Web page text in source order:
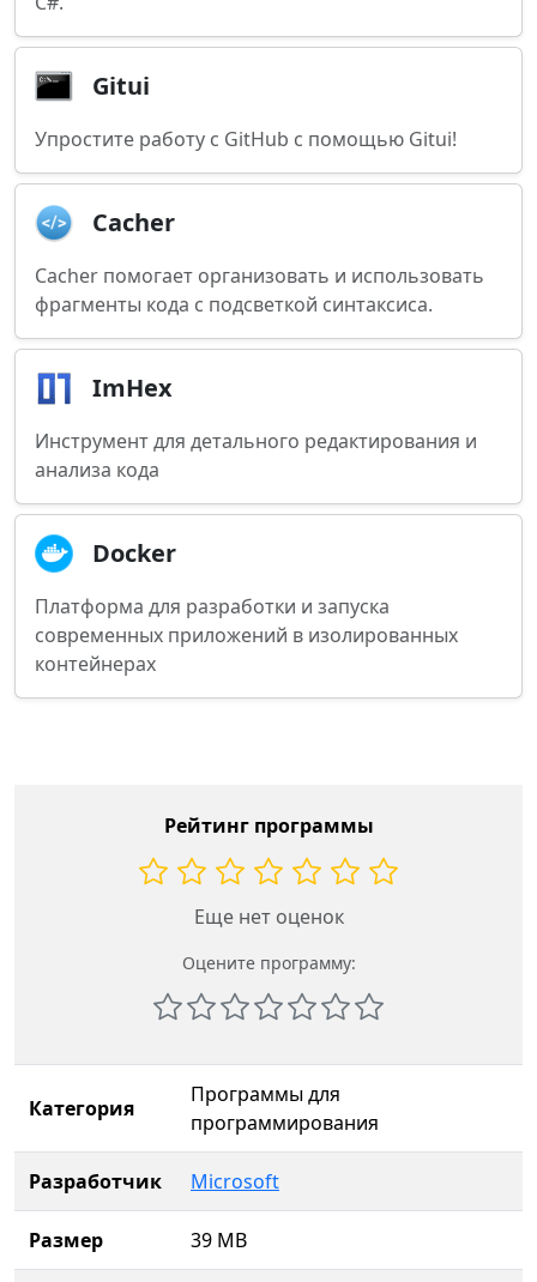
Gitui
Упростите работу с GitHub с помощью Gitui!
Cacher
Cacher помогает организовать и использовать
фрагменты кода с подсветкой синтаксиса.
ImHex
Инструмент для детального редактирования и
анализа кода
Docker
Платформа для разработки и запуска
современных приложений в изолированных
контейнерах
Рейтинг программы
Еще нет оценок
Оцените программу:
Категория
Программы для
программирования
Разработчик Microsoft
Размер 39 MB